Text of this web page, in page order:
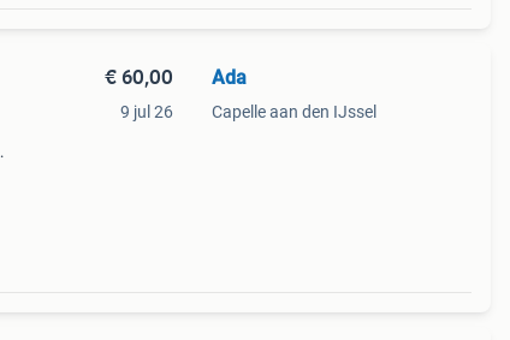
€ 60,00
9 jul 26
Ada
Capelle aan den IJssel